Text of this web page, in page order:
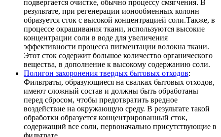
подвергается очистке, обычно процессу смягчения. В
результате, при регенерации ионообменных колонн
образуется сток с высокой концентрацией соли.Также, в
процессе окрашивания ткани, используются высокие
концентрации соли в воде для увеличения
эффективности процесса пигментации волокна ткани.
Этот сток содержит большое количество органического
вещества, в дополнение к высокому содержанию соли.
Полигон захоронения твердых бытовых отходов:
Фильтраты, образующиеся на свалках бытовых отходов,
имеют сложный состав и должны быть обработаны
перед сбросом, чтобы предотвратить вредное
воздействие на окружающую среду. В результате такой
обработки образуется концентрированный сток,
содержащий все соли, первоначально присутствующие в
фильтрате.